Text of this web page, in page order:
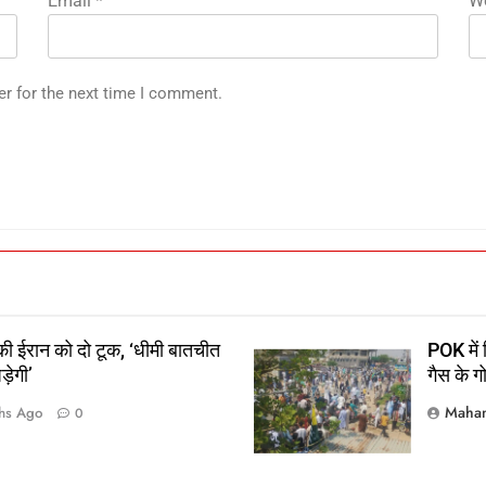
for the next time I comment.
को दो टूक, ‘धीमी बातचीत
Ago 0
POK में
गैस के